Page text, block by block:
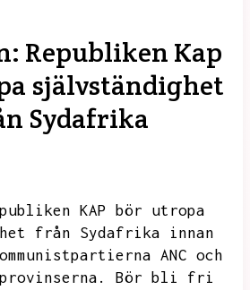
Republiken Kap
självständighet
Sydafrika
KAP bör utropa
från Sydafrika innan
ANC och
Bör bli fri